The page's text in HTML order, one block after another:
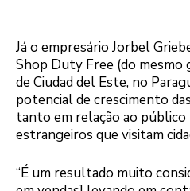
Já o empresário Jorbel
Shop Duty Free (do mesmo
de Ciudad del Este, no
potencial de crescimento das
tanto em relação ao
estrangeiros que visitam
“É um resultado muito